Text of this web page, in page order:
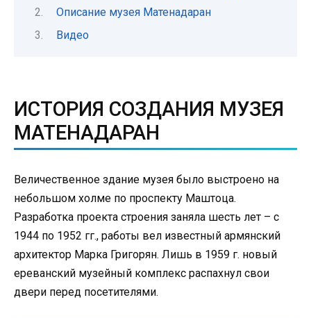
Описание музея Матенадаран
Видео
ИСТОРИЯ СОЗДАНИЯ МУЗЕЯ
МАТЕНАДАРАН
Величественное здание музея было выстроено на
небольшом холме по проспекту Маштоца.
Разработка проекта строения заняла шесть лет – с
1944 по 1952 гг., работы вел известный армянский
архитектор Марка Григорян. Лишь в 1959 г. новый
ереванский музейный комплекс распахнул свои
двери перед посетителями.